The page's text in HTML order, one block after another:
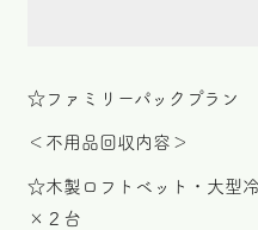
☆ファミリーパックプラン
＜不用品回収内容＞
☆木製ロフトベット・大型
×２台